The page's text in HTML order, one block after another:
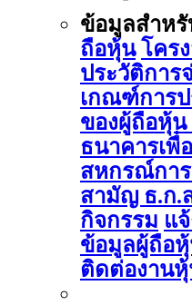
ข้อมูลสำห
ถือหุ้น โคร
ประวัติการ
เกณฑ์การ
ของผู้ถือหุ้น
ธนาคารเพื่
สหกรณ์กา
สามัญ ธ.ก.
กิจกรรม แ
ข้อมูลผู้ถือ
ติดต่องาน